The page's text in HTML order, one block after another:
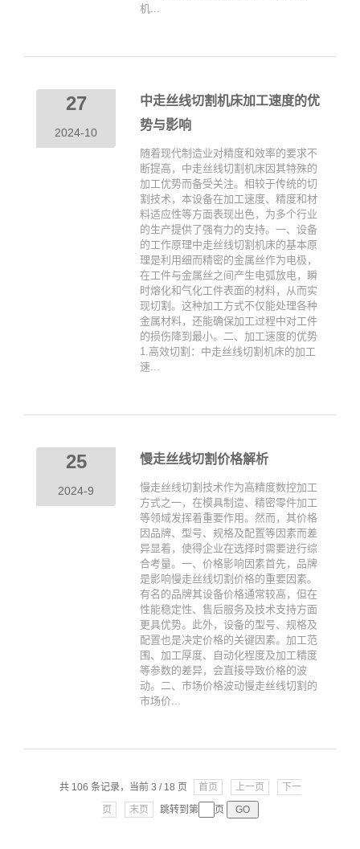
机...
27
2024-10
中走丝线切割机床加工速度的优
势与影响
随着现代制造业对精度和效率的要求不
断提高，中走丝线切割机床因其特殊的
加工优势而备受关注。相较于传统的切
割技术，本设备在加工速度、精度和材
料适应性等方面表现出色，为多个行业
的生产提供了强有力的支持。一、设备
的工作原理中走丝线切割机床的基本原
理是利用细而精密的金属丝作为电极，
在工件与金属丝之间产生电弧放电，瞬
时熔化和气化工件表面的材料，从而实
现切割。这种加工方式不仅能处理各种
金属材料，还能确保加工过程中对工件
的损伤降到最小。二、加工速度的优势
1.高效切割：中走丝线切割机床的加工
速...
25
2024-9
慢走丝线切割价格解析
慢走丝线切割技术作为高精度数控加工
方式之一，在模具制造、精密零件加工
等领域发挥着重要作用。然而，其价格
因品牌、型号、规格及配置等因素而差
异显着，使得企业在选择时需要进行综
合考量。一、价格影响因素首先，品牌
是影响慢走丝线切割价格的重要因素。
有名的品牌其设备价格通常较高，但在
性能稳定性、售后服务及技术支持方面
更具优势。此外，设备的型号、规格及
配置也是决定价格的关键因素。加工范
围、加工厚度、自动化程度及加工精度
等参数的差异，会直接导致价格的波
动。二、市场价格波动慢走丝线切割的
市场价...
共 106 条记录，当前 3 / 18 页 首页 上一页
下一
页
末页 跳转到第 页